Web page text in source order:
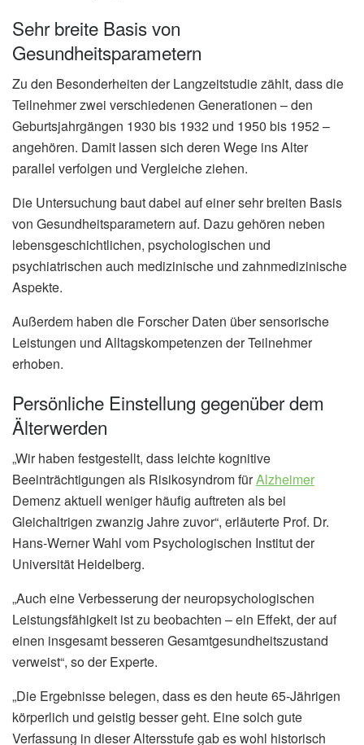
Sehr breite Basis von
Gesundheitsparametern
Zu den Besonderheiten der Langzeitstudie zählt, dass die
Teilnehmer zwei verschiedenen Generationen – den
Geburtsjahrgängen 1930 bis 1932 und 1950 bis 1952 –
angehören. Damit lassen sich deren Wege ins Alter
parallel verfolgen und Vergleiche ziehen.
Die Untersuchung baut dabei auf einer sehr breiten Basis
von Gesundheitsparametern auf. Dazu gehören neben
lebensgeschichtlichen, psychologischen und
psychiatrischen auch medizinische und zahnmedizinische
Aspekte.
Außerdem haben die Forscher Daten über sensorische
Leistungen und Alltagskompetenzen der Teilnehmer
erhoben.
Persönliche Einstellung gegenüber dem
Älterwerden
„Wir haben festgestellt, dass leichte kognitive
Beeinträchtigungen als Risikosyndrom fürAlzheimer
Demenz aktuell weniger häufig auftreten als bei
Gleichaltrigen zwanzig Jahre zuvor“, erläuterte Prof. Dr.
Hans-Werner Wahl vom Psychologischen Institut der
Universität Heidelberg.
„Auch eine Verbesserung der neuropsychologischen
Leistungsfähigkeit ist zu beobachten – ein Effekt, der auf
einen insgesamt besseren Gesamtgesundheitszustand
verweist“, so der Experte.
„Die Ergebnisse belegen, dass es den heute 65-Jährigen
körperlich und geistig besser geht. Eine solch gute
Verfassung in dieser Altersstufe gab es wohl historisch